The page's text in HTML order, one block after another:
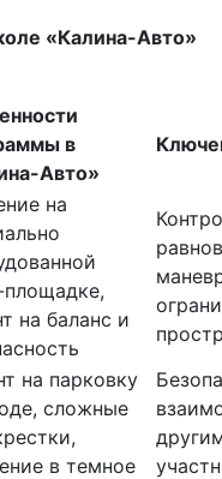
«Калина-Авто»
в
Авто»
на
на баланс и
на парковку
сложные
в темное